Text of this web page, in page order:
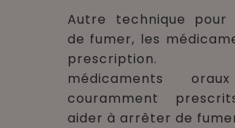
Autre technique pour
de fumer, les
prescription.
médicaments
couramment
aider à arrêter de